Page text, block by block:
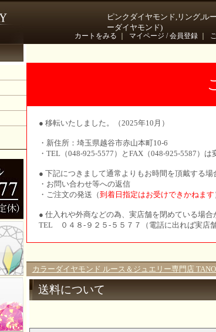
ピンクダイヤモンド,リング,ル
ーダイヤモンド)
カートをみる マイページ / 会員登録｜
● 移転いたしました。（2025年10月）
・新住所：埼玉県越谷市赤山本町10-6
・TEL（048-925-5577）とFAX（048-925-5587）は
● 下記につきまして通常よりもお時間を頂戴する場
・お問い合わせ等への返信
・ご注文の発送（到着日指定はお受けできかねます
● 仕入れや外商などの為、実店舗を閉めている場
TEL ０４８-９２５-５５７７（電話に出れば実店舗
カラーダイヤモンド ルース＆ジュエリー専門店
送料について